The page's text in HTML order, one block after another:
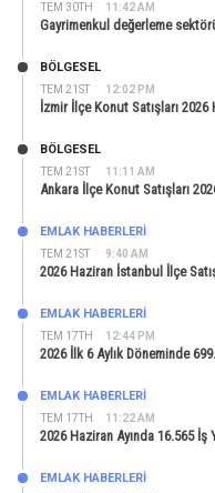
TEM 30TH 11:42 AM
Gayrimenkul değerleme
TEM 21ST 12:02 PM
BÖLGESEL
İzmir İlçe Konut Satışları 2026
TEM 21ST 11:11 AM
BÖLGESEL
Ankara İlçe Konut Satışları
TEM 21ST 9:40 AM
EMLAK HABERLERI
2026 Haziran İstanbul İlçe
TEM 17TH 12:44 PM
EMLAK HABERLERI
2026 İlk 6 Aylık Döneminde
TEM 17TH 11:22 AM
EMLAK HABERLERI
2026 Haziran Ayında 16.565 İş
EMLAK HABERLERI